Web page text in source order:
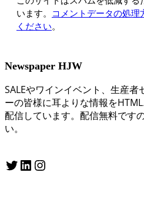
います。 コメントデータの処
ください。
Newspaper HJW
SALEやワインイベント、生産
ーの皆様に耳よりな情報を
配信しています。配信無料です
い。
Twitter LinkedIn Instagram